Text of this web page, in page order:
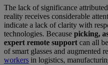
The lack of significance
reality receives considerable
indicate a lack of clarity with
technologies. Because picking,
expert remote support can all
of smart glasses and augmented
workers in logistics,